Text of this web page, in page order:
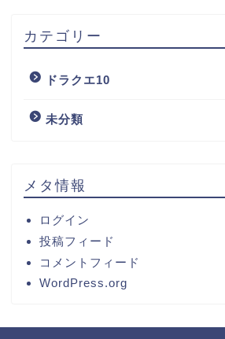
カテゴリー
ドラクエ10
未分類
メタ情報
ログイン
投稿フィード
コメントフィード
WordPress.org